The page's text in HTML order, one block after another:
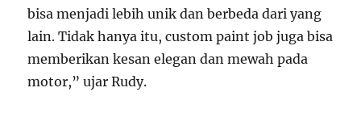
bisa menjadi lebih unik dan berbeda dari yang
lain. Tidak hanya itu, custom paint job juga bisa
memberikan kesan elegan dan mewah pada
motor,” ujar Rudy.